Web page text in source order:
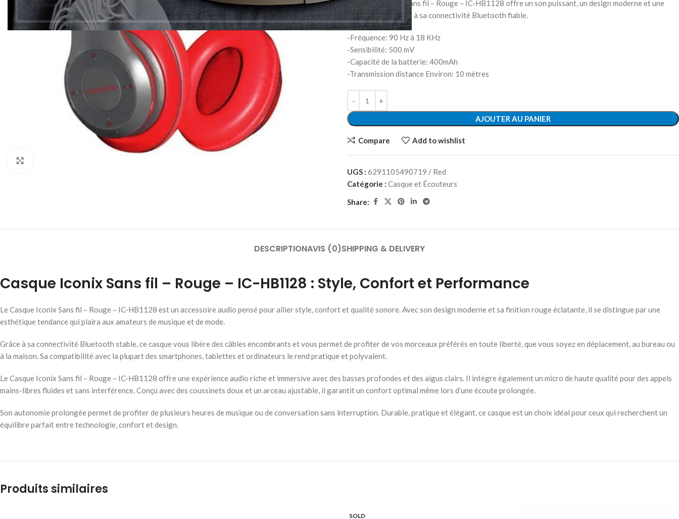
Le Casque Iconix Sans fil – Rouge – IC-HB1128 offre un son puissant, un design moderne et une
liberté totale grâce à sa connectivité Bluetooth fiable.
-Fréquence: 90 Hz à 18 KHz
-Sensibilité: 500 mV
-Capacité de la batterie: 400mAh
-Transmission distance Environ: 10 mètres
AJOUTER AU PANIER
Compare Add to wishlist
UGS : 6291105490719 / Red
Catégorie : Casque et Écouteurs
Share:
DESCRIPTIONAVIS (0)SHIPPING & DELIVERY
Casque Iconix Sans fil – Rouge – IC-HB1128 : Style, Confort et Performance
Le Casque Iconix Sans fil – Rouge – IC-HB1128 est un accessoire audio pensé pour allier style, confort et qualité sonore. Avec son design moderne et sa finition rouge éclatante, il se distingue par une
esthétique tendance qui plaira aux amateurs de musique et de mode.
Grâce à sa connectivité Bluetooth stable, ce casque vous libère des câbles encombrants et vous permet de profiter de vos morceaux préférés en toute liberté, que vous soyez en déplacement, au bureau ou
à la maison. Sa compatibilité avec la plupart des smartphones, tablettes et ordinateurs le rend pratique et polyvalent.
Le Casque Iconix Sans fil – Rouge – IC-HB1128 offre une expérience audio riche et immersive avec des basses profondes et des aigus clairs. Il intègre également un micro de haute qualité pour des appels
mains-libres fluides et sans interférence. Conçu avec des coussinets doux et un arceau ajustable, il garantit un confort optimal même lors d’une écoute prolongée.
Son autonomie prolongée permet de profiter de plusieurs heures de musique ou de conversation sans interruption. Durable, pratique et élégant, ce casque est un choix idéal pour ceux qui recherchent un
équilibre parfait entre technologie, confort et design.
Produits similaires
SOLD